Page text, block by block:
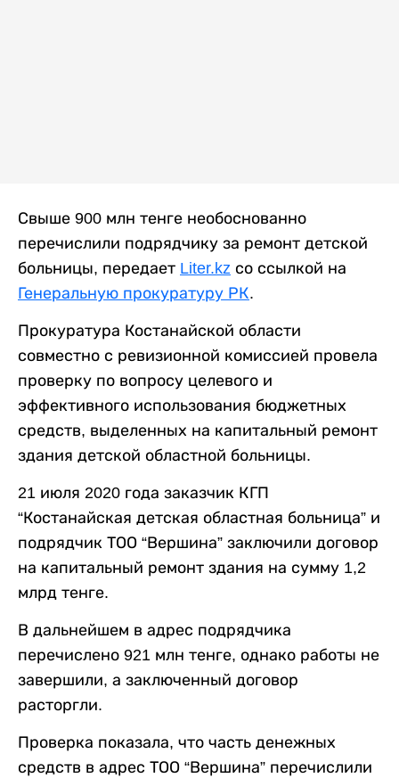
Свыше 900 млн тенге необоснованно
перечислили подрядчику за ремонт детской
больницы, передает Liter.kz со ссылкой на
Генеральную прокуратуру РК.
Прокуратура Костанайской области
совместно с ревизионной комиссией провела
проверку по вопросу целевого и
эффективного использования бюджетных
средств, выделенных на капитальный ремонт
здания детской областной больницы.
21 июля 2020 года заказчик КГП
“Костанайская детская областная больница” и
подрядчик ТОО “Вершина” заключили договор
на капитальный ремонт здания на сумму 1,2
млрд тенге.
В дальнейшем в адрес подрядчика
перечислено 921 млн тенге, однако работы не
завершили, а заключенный договор
расторгли.
Проверка показала, что часть денежных
средств в адрес ТОО “Вершина” перечислили